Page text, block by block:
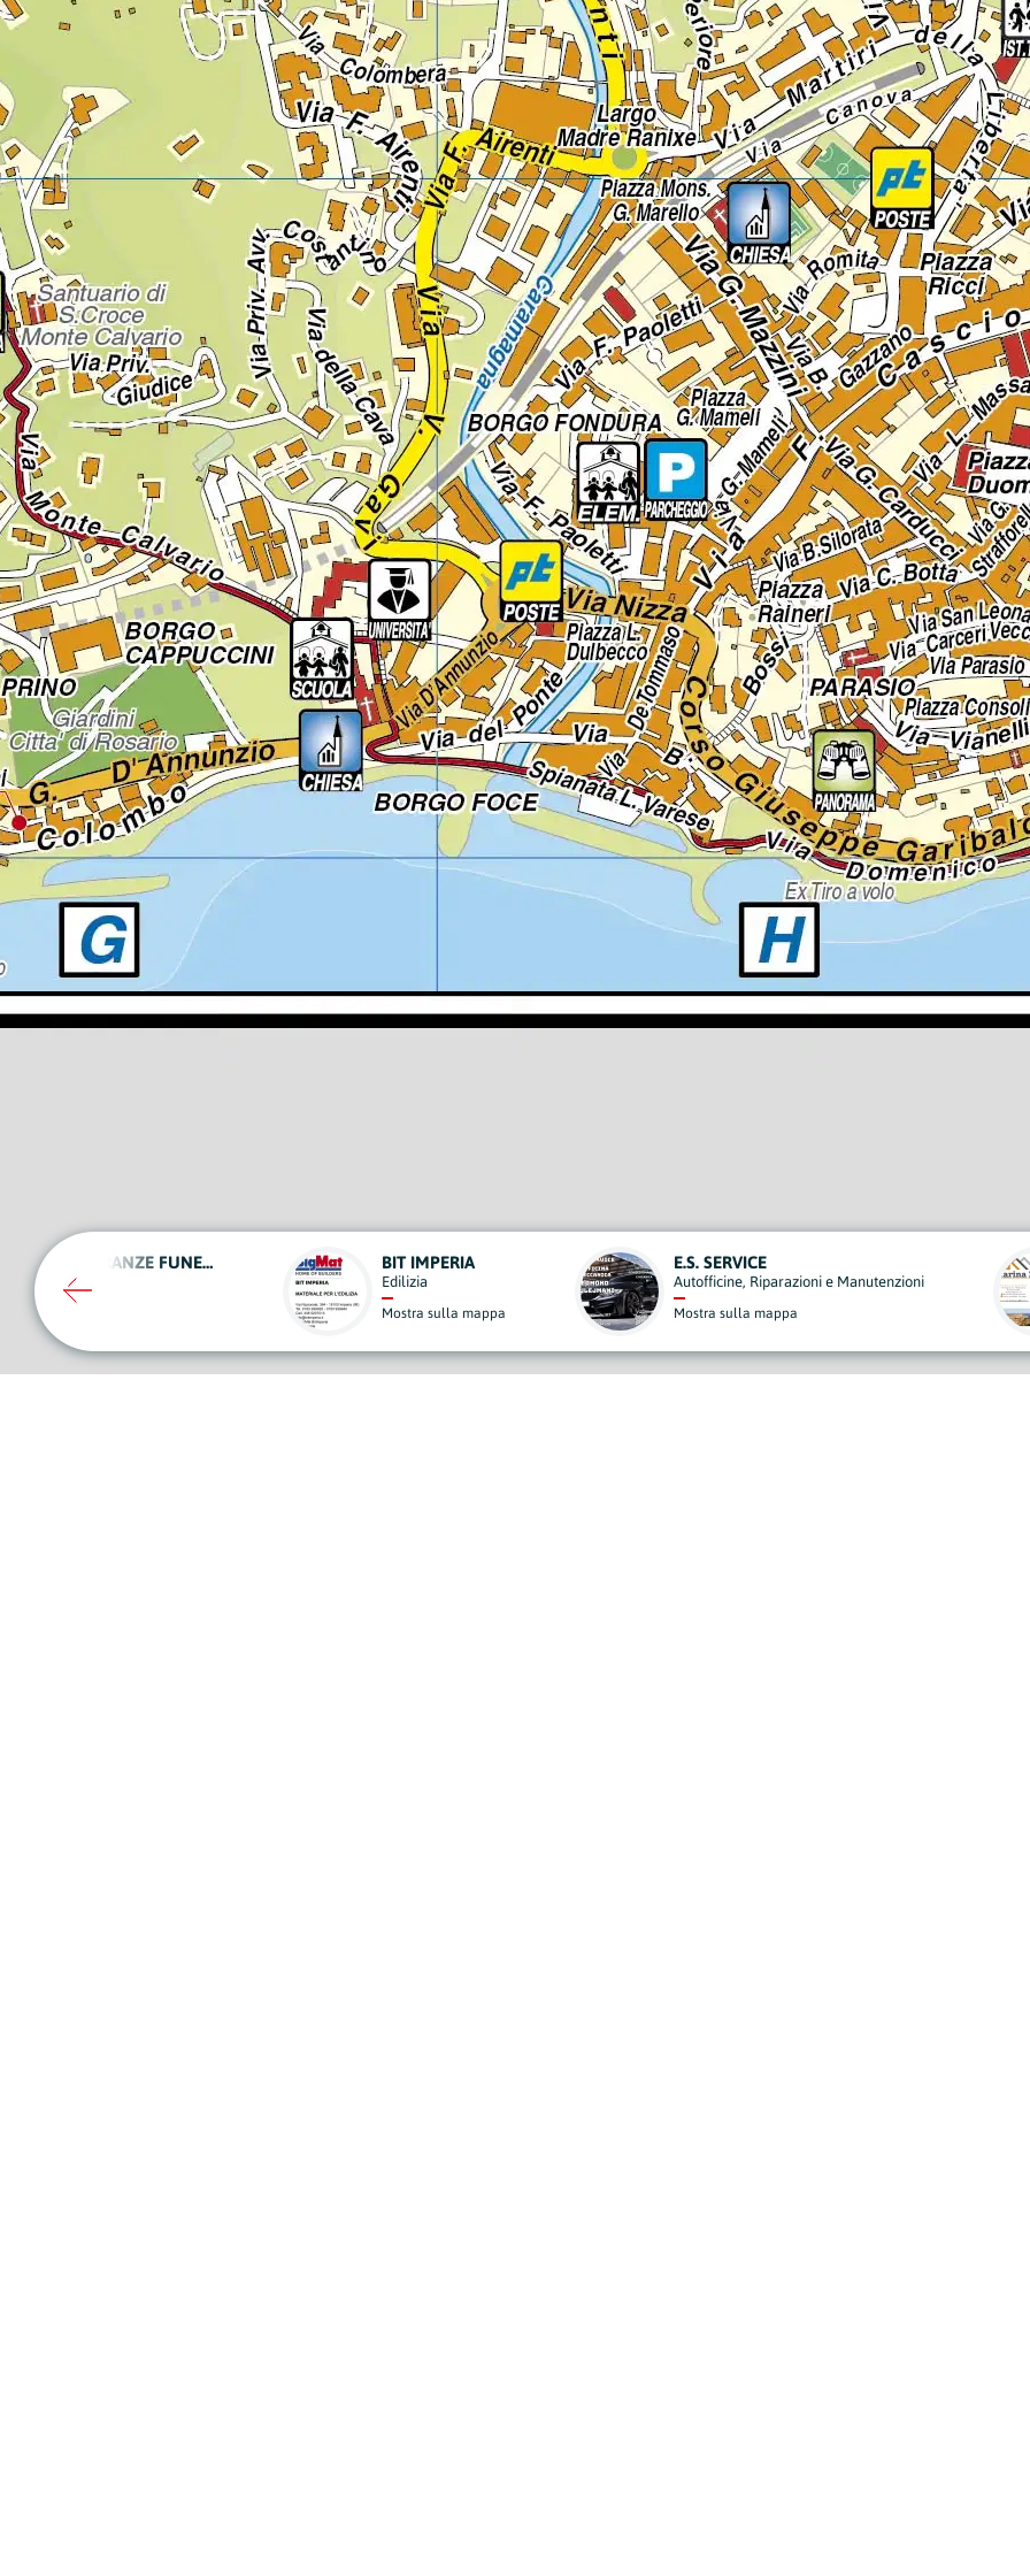
Regione
Sicilia
Regione
Toscana
Regione
Trentino-Alto Adige
Regione
Umbria
Regione
Valle d'Aosta
Regione
Veneto
Regione
BIT IMPERIA
Edilizia
Mostra sulla mappa
E.S. SERVICE
Autofficine, Riparazioni e Manutenzioni
Mostra sulla mappa
MARINA IMMOBILIARE
Agenzie Immobiliari
Mostra sulla mappa